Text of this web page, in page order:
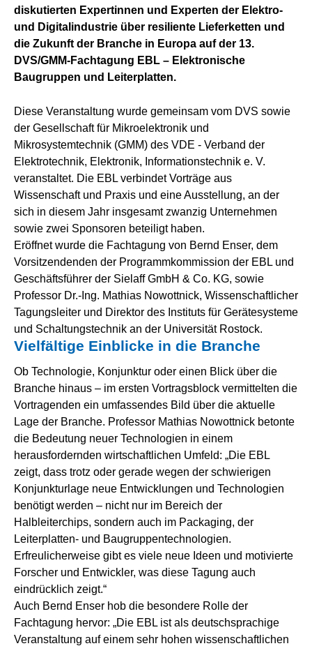
diskutierten Expertinnen und Experten der Elektro-
und Digitalindustrie über resiliente Lieferketten und
die Zukunft der Branche in Europa auf der 13.
DVS/GMM-Fachtagung EBL – Elektronische
Baugruppen und Leiterplatten.
Diese Veranstaltung wurde gemeinsam vom DVS sowie
der Gesellschaft für Mikroelektronik und
Mikrosystemtechnik (GMM) des VDE - Verband der
Elektrotechnik, Elektronik, Informationstechnik e. V.
veranstaltet. Die EBL verbindet Vorträge aus
Wissenschaft und Praxis und eine Ausstellung, an der
sich in diesem Jahr insgesamt zwanzig Unternehmen
sowie zwei Sponsoren beteiligt haben.
Eröffnet wurde die Fachtagung von Bernd Enser, dem
Vorsitzendenden der Programmkommission der EBL und
Geschäftsführer der Sielaff GmbH & Co. KG, sowie
Professor Dr.-Ing. Mathias Nowottnick, Wissenschaftlicher
Tagungsleiter und Direktor des Instituts für Gerätesysteme
und Schaltungstechnik an der Universität Rostock.
Vielfältige Einblicke in die Branche
Ob Technologie, Konjunktur oder einen Blick über die
Branche hinaus – im ersten Vortragsblock vermittelten die
Vortragenden ein umfassendes Bild über die aktuelle
Lage der Branche. Professor Mathias Nowottnick betonte
die Bedeutung neuer Technologien in einem
herausfordernden wirtschaftlichen Umfeld: „Die EBL
zeigt, dass trotz oder gerade wegen der schwierigen
Konjunkturlage neue Entwicklungen und Technologien
benötigt werden – nicht nur im Bereich der
Halbleiterchips, sondern auch im Packaging, der
Leiterplatten- und Baugruppentechnologien.
Erfreulicherweise gibt es viele neue Ideen und motivierte
Forscher und Entwickler, was diese Tagung auch
eindrücklich zeigt.“
Auch Bernd Enser hob die besondere Rolle der
Fachtagung hervor: „Die EBL ist als deutschsprachige
Veranstaltung auf einem sehr hohen wissenschaftlichen